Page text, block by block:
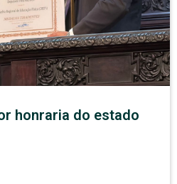
honraria do estado